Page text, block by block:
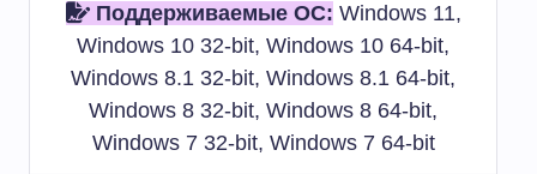
Поддерживаемые ОС: Windows 11,
Windows 10 32-bit, Windows 10 64-bit,
Windows 8.1 32-bit, Windows 8.1 64-bit,
Windows 8 32-bit, Windows 8 64-bit,
Windows 7 32-bit, Windows 7 64-bit